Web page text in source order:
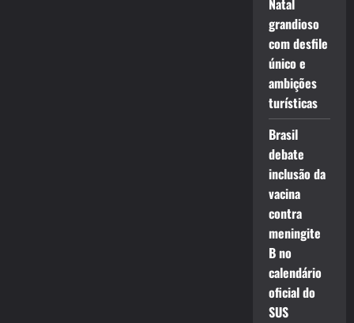
Natal
grandioso
com desfile
único e
ambições
turísticas
Brasil
debate
inclusão da
vacina
contra
meningite
B no
calendário
oficial do
SUS